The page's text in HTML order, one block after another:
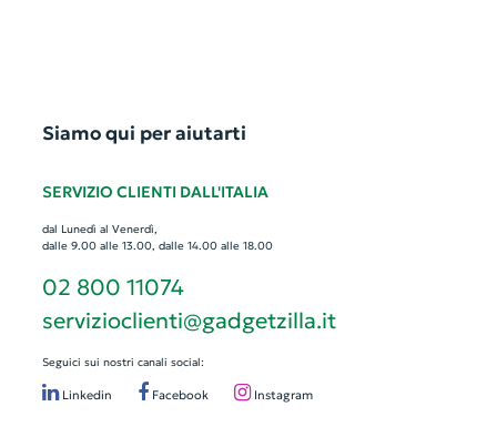
Siamo qui per aiutarti
SERVIZIO CLIENTI DALL'ITALIA
dal Lunedì al Venerdì,
dalle 9.00 alle 13.00, dalle 14.00 alle 18.00
02 800 11074
servizioclienti@gadgetzilla.it
Seguici sui nostri canali social:
Linkedin Facebook Instagram